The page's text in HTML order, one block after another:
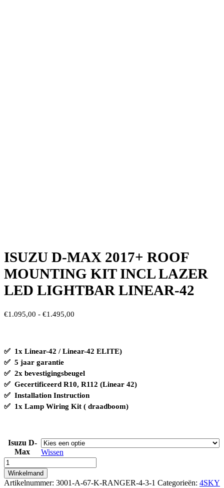
ISUZU D-MAX 2017+ ROOF
MOUNTING KIT INCL LAZER
LED LIGHTBAR LINEAR-42
€1.095,00 - €1.495,00
✅ 1x Linear-42 / Linear-42 ELITE)
✅ 5 jaar garantie
✅ 2x bevestigingsbeugel
✅ Gecertificeerd R10, R112 (Linear 42)
✅ Installation Instruction
✅ 1x Lamp Wiring Kit ( draadboom)
Isuzu D-
Max
Wissen
ISUZU
D-
MAX
Winkelmand
Artikelnummer: 3001-A-67-K-RANGER-4-3-1 Categorieën: 4SKY